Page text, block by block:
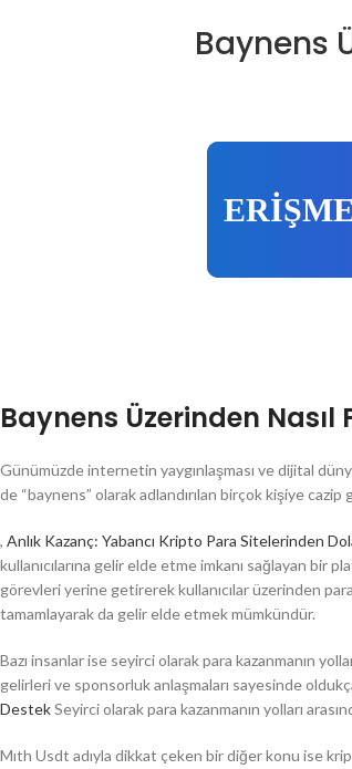
Baynens
Baynens Üzerinden Nasıl
Günümüzde internetin yaygınlaşması ve dijital
de “baynens” olarak adlandırılan birçok kişiye
, Anlık Kazanç: Yabancı Kripto Para Sitelerinden
kullanıcılarına gelir elde etme imkanı sağlayan bir
görevleri yerine getirerek kullanıcılar üzerinden
tamamlayarak da gelir elde etmek mümkündür.
Bazı insanlar ise seyirci olarak para kazanmanın
gelirleri ve sponsorluk anlaşmaları sayesinde
DestekSeyirci olarak para kazanmanın yolları
Mıth Usdt adıyla dikkat çeken bir diğer konu ise